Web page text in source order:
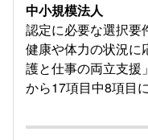
中小規模法人
認定に必要な選択要
健康や体力の状況に
護と仕事の両立支援
から17項⽬中8項⽬